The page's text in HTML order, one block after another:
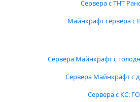
Сервера с ТНТ
Майнкрафт сервера с
Сервера Майнкрафт с
Сервера Майнкрафт с
Сервера с КС: ГО